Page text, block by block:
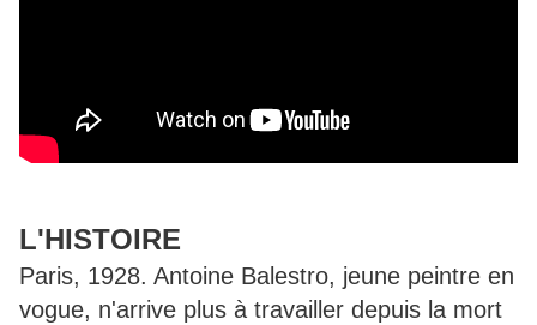
L'HISTOIRE
Paris, 1928. Antoine Balestro, jeune peintre en
vogue, n'arrive plus à travailler depuis la mort